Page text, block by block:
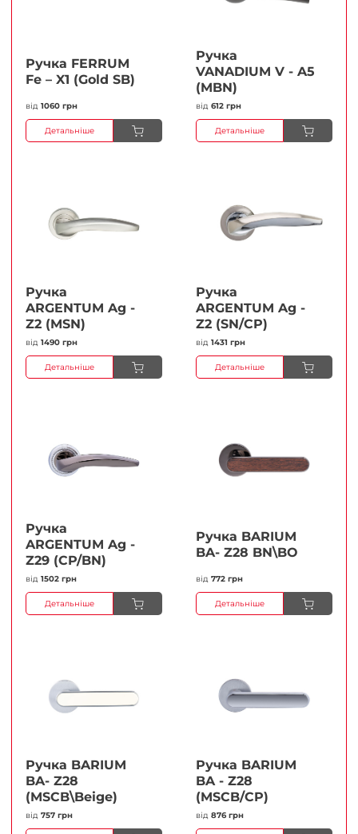
Ручка FERRUМ
Fe – X1 (Gold SB)
від 1060 грн
Детальніше
Ручка
VANADIUM V - A5
(MBN)
від 612 грн
Детальніше
Ручка
ARGENTUM Ag -
Z2 (MSN)
від 1490 грн
Детальніше
Ручка
ARGENTUM Ag -
Z2 (SN/CP)
від 1431 грн
Детальніше
Ручка
ARGENTUM Ag -
Z29 (CP/BN)
від 1502 грн
Детальніше
Ручка BARIUM
BA- Z28 BN\BO
від 772 грн
Детальніше
Ручка BARIUM
BA- Z28
(MSCB\Beige)
від 757 грн
Ручка BARIUM
BA - Z28
(MSCB/CP)
від 876 грн